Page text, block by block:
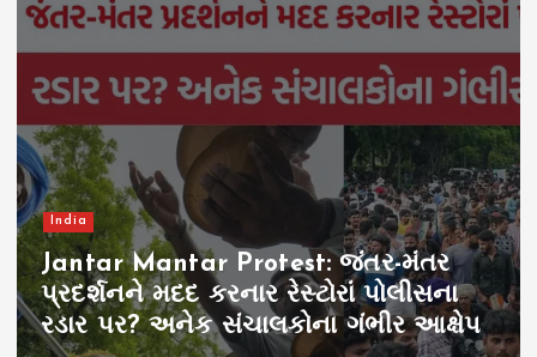
Gujarat Gujarat Report Special
Gujarat Farmers Protest: દોઢ વર્ષથી
લડતું ગામ ચોરડી, સૌરાષ્ટ્રના 100 ગામોની
વીજ કંપની સામે લડાઈ, જામનગરની 3
ગીગા વોટ વીજળી, ખેતી બરબાદ